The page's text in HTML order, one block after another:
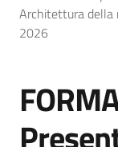
Architettura della
2026